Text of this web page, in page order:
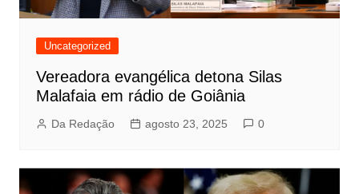
Uncategorized
Vereadora evangélica detona Silas
Malafaia em rádio de Goiânia
Da Redação agosto 23, 2025 0